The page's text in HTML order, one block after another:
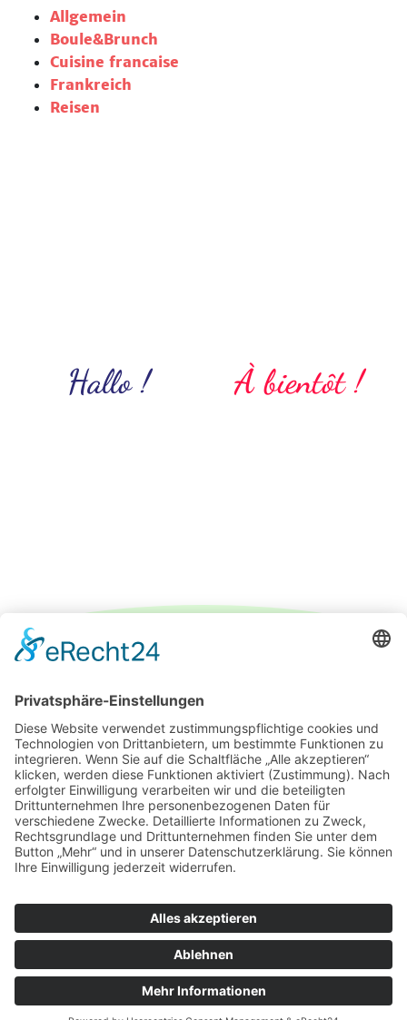
Allgemein
Boule&Brunch
Cuisine francaise
Frankreich
Reisen
Hallo ! À bientôt !
IMPRESSUM DATENSCHUTZERKLÄRUNG
PARTNER ÜBER UNS KONTAKT
© 2026 DEUTSCH-FRANZÖSISCHE GESELLSCHAFT
LEIPZIG